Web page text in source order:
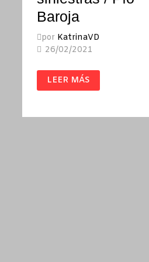
Baroja
por KatrinaVD
26/02/2021
LAS
CALLES
SINIESTRAS
BAROJA
LEER MÁS